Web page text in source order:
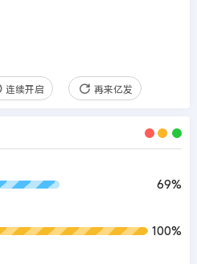
连续开启 再来亿发
69%
100%